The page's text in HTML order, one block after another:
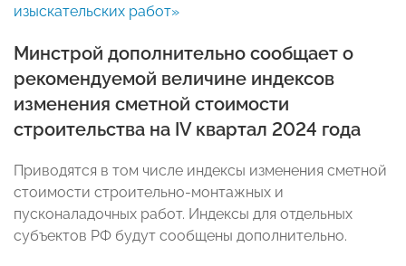
изыскательских работ»
Минстрой дополнительно сообщает о
рекомендуемой величине индексов
изменения сметной стоимости
строительства на IV квартал 2024 года
Приводятся в том числе индексы изменения сметной
стоимости строительно-монтажных и
пусконаладочных работ. Индексы для отдельных
субъектов РФ будут сообщены дополнительно.